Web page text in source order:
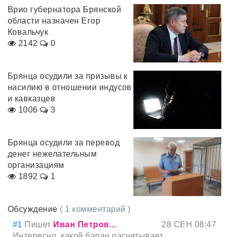
Врио губернатора Брянской
области назначен Егор
Ковальчук
2142
0
Брянца осудили за призывы к
насилию в отношении индусов
и кавказцев
1006
3
Брянца осудили за перевод
денег нежелательным
организациям
1892
1
Обсуждение ( 1 комментарий )
#1 Пишет Иван Петров...
28 СЕН 08:47